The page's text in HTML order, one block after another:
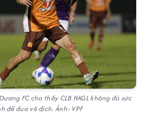
FC cho thấy CLB HAGL không đủ sức
để đua vô địch. Ảnh: VPF